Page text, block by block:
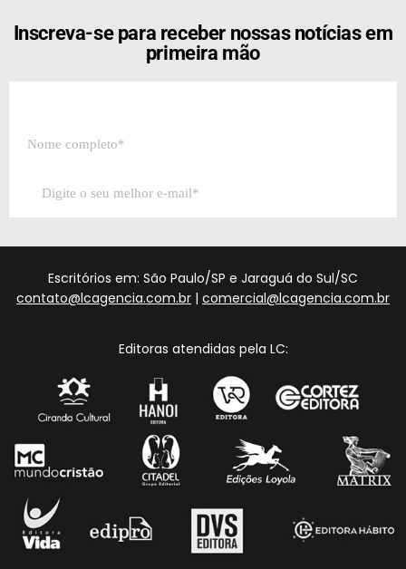
Inscreva-se para receber nossas notícias em
primeira mão
Escritórios em: São Paulo/SP e Jaraguá do Sul/SC
contato@lcagencia.com.br | comercial@lcagencia.com.br
Editoras atendidas pela LC: